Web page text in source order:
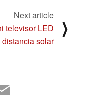
Next article
televisor LED
solar
⟩